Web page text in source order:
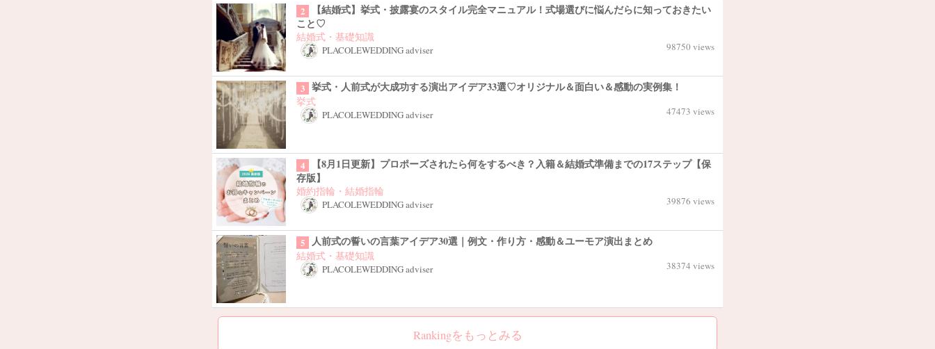
2
【結婚式】挙式・披露宴のスタイル完全マニュアル！式場選びに悩んだらに知っておきたい
こと♡
結婚式・基礎知識
PLACOLEWEDDING adviser 98750 views
3 挙式・人前式が大成功する演出アイデア33選♡オリジナル＆面白い＆感動の実例集！
挙式
PLACOLEWEDDING adviser 47473 views
4
【8月1日更新】プロポーズされたら何をするべき？入籍＆結婚式準備までの17ステップ【保
存版】
婚約指輪・結婚指輪
PLACOLEWEDDING adviser 39876 views
5 人前式の誓いの言葉アイデア30選｜例文・作り方・感動＆ユーモア演出まとめ
結婚式・基礎知識
PLACOLEWEDDING adviser 38374 views
Rankingをもっとみる